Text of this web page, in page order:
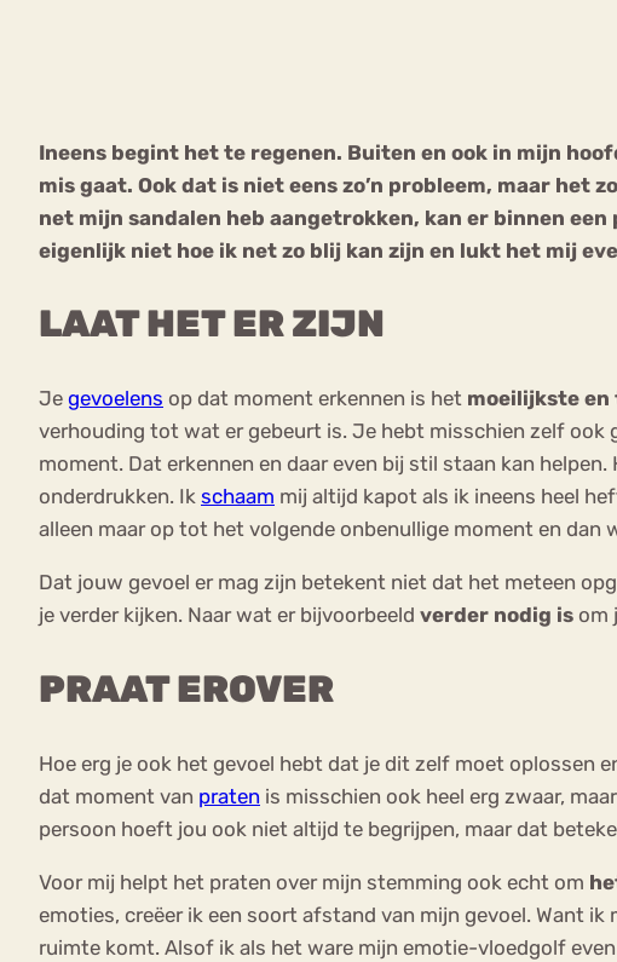
Ineens begint het te regenen. Buiten en ook in mijn
mis gaat. Ook dat is niet eens zo’n probleem, maar het
net mijn sandalen heb aangetrokken, kan er binnen
eigenlijk niet hoe ik net zo blij kan zijn en lukt het mij
LAAT HET ER ZIJN
Je gevoelens op dat moment erkennen is het moeilijkste
verhouding tot wat er gebeurt is. Je hebt misschien zelf ook
moment. Dat erkennen en daar even bij stil staan kan
onderdrukken. Ik schaam mij altijd kapot als ik ineens heel
alleen maar op tot het volgende onbenullige moment en dan
Dat jouw gevoel er mag zijn betekent niet dat het meteen
je verder kijken. Naar wat er bijvoorbeeld verder nodig is om
PRAAT EROVER
Hoe erg je ook het gevoel hebt dat je dit zelf moet oplossen
dat moment van praten is misschien ook heel erg zwaar,
persoon hoeft jou ook niet altijd te begrijpen, maar dat
Voor mij helpt het praten over mijn stemming ook echt om
emoties, creëer ik een soort afstand van mijn gevoel. Want
ruimte komt. Alsof ik als het ware mijn emotie-vloedgolf
Boulimia Nervosa Eetstoornis
Orthorexia
Afvallen Angst